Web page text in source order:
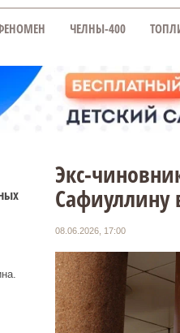
ЧЕЛНЫ-400
Экс-
Сафиуллину
08.06.2026, 17:00